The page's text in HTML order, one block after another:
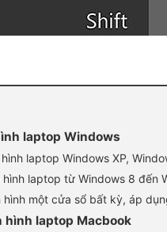
laptop Windows
laptop Windows XP,
laptop từ Windows 8 đến
hình một cửa sổ bất kỳ, áp
hình laptop Macbook